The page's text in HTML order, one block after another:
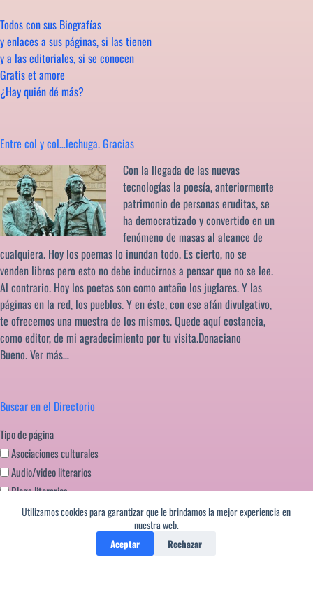
Utilizamos cookies para garantizar que le brindamos la mejor experiencia en
nuestra web.
Aceptar Rechazar
Todos con sus Biografías
y enlaces a sus páginas, si las tienen
y a las editoriales, si se conocen
Gratis et amore
¿Hay quién dé más?
Entre col y col…lechuga. Gracias
Con la llegada de las nuevas
tecnologías la poesía, anteriormente
patrimonio de personas eruditas, se
ha democratizado y convertido en un
fenómeno de masas al alcance de
cualquiera. Hoy los poemas lo inundan todo. Es cierto, no se
venden libros pero esto no debe inducirnos a pensar que no se lee.
Al contrario. Hoy los poetas son como antaño los juglares. Y las
páginas en la red, los pueblos. Y en éste, con ese afán divulgativo,
te ofrecemos una muestra de los mismos. Quede aquí costancia,
como editor, de mi agradecimiento por tu visita.Donaciano
Bueno.Ver más…
Buscar en el Directorio
Tipo de página
Asociaciones culturales
Audio/video literarios
Blogs literarios
Editoriales literatura